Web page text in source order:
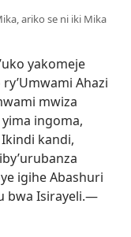
ariko se ni iki Mika
yakomeje
Ahazi
mwiza
ingoma,
kandi,
igihe Abashuri
bwa Isirayeli.—